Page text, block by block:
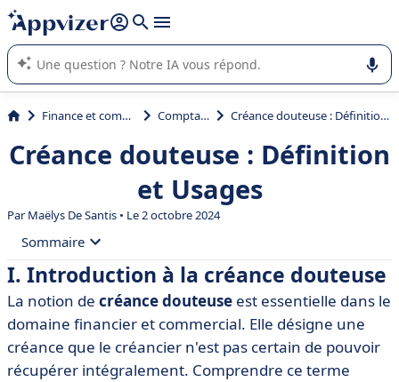
répondre (plusieurs lignes avec
L'IA de Appvizer vous guide dans l'utilisation ou la sélection de
logiciel SaaS en entreprise.
Finance et comptabilité Comptabilité Créance douteuse : Définition et Usages
Créance douteuse : Définition
et Usages
ParMaëlys De Santis • Le 2 octobre 2024
Sommaire
• I. Introduction à la créance douteuse
• II. Définition d'une créance douteuse
• III. Caractéristiques des créances douteuses
• IV. Importance de la gestion des créances douteuses
I. Introduction à la créance douteuse
La notion de créance douteuse est essentielle dans le
domaine financier et commercial. Elle désigne une
créance que le créancier n'est pas certain de pouvoir
récupérer intégralement. Comprendre ce terme